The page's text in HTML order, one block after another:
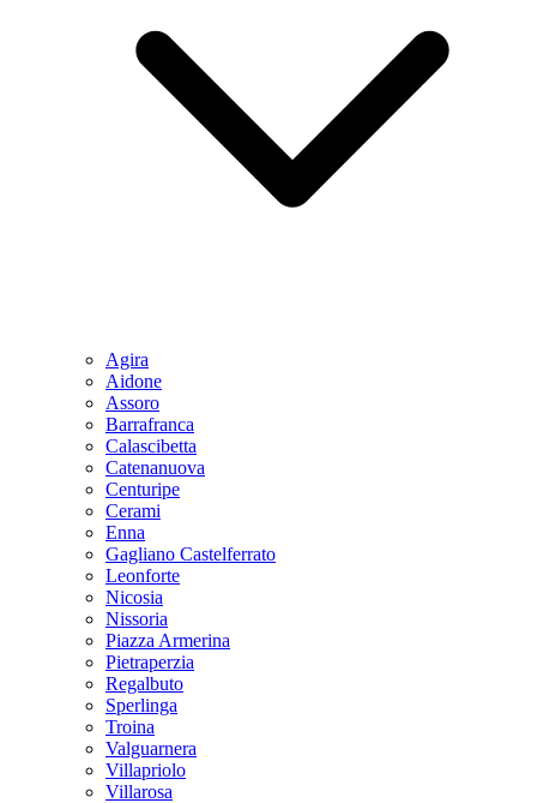
Agira
Aidone
Assoro
Barrafranca
Calascibetta
Catenanuova
Centuripe
Cerami
Enna
Gagliano Castelferrato
Leonforte
Nicosia
Nissoria
Piazza Armerina
Pietraperzia
Regalbuto
Sperlinga
Troina
Valguarnera
Villapriolo
Villarosa